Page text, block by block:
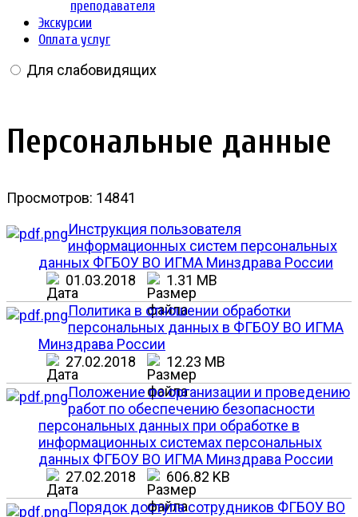
преподавателя
Экскурсии
Оплата услуг
Для слабовидящих
Персональные данные
Просмотров: 14841
Инструкция пользователя
информационных систем персональных
данных ФГБОУ ВО ИГМА Минздрава России
01.03.2018
1.31 MB
Политика в отношении обработки
персональных данных в ФГБОУ ВО ИГМА
Минздрава России
27.02.2018
12.23 MB
Положение по организации и проведению
работ по обеспечению безопасности
персональных данных при обработке в
информационных системах персональных
данных ФГБОУ ВО ИГМА Минздрава России
27.02.2018
606.82 KB
Порядок доступа сотрудников ФГБОУ ВО